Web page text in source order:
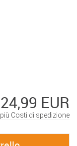
24,99 EUR
più Costi di spedizione